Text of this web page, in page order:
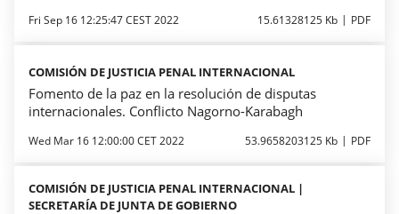
Fri Sep 16 12:25:47 CEST 2022 15.61328125 Kb PDF
COMISIÓN DE JUSTICIA PENAL INTERNACIONAL
Fomento de la paz en la resolución de disputas
internacionales. Conflicto Nagorno-Karabagh
Wed Mar 16 12:00:00 CET 2022 53.9658203125 Kb PDF
COMISIÓN DE JUSTICIA PENAL INTERNACIONAL |
SECRETARÍA DE JUNTA DE GOBIERNO